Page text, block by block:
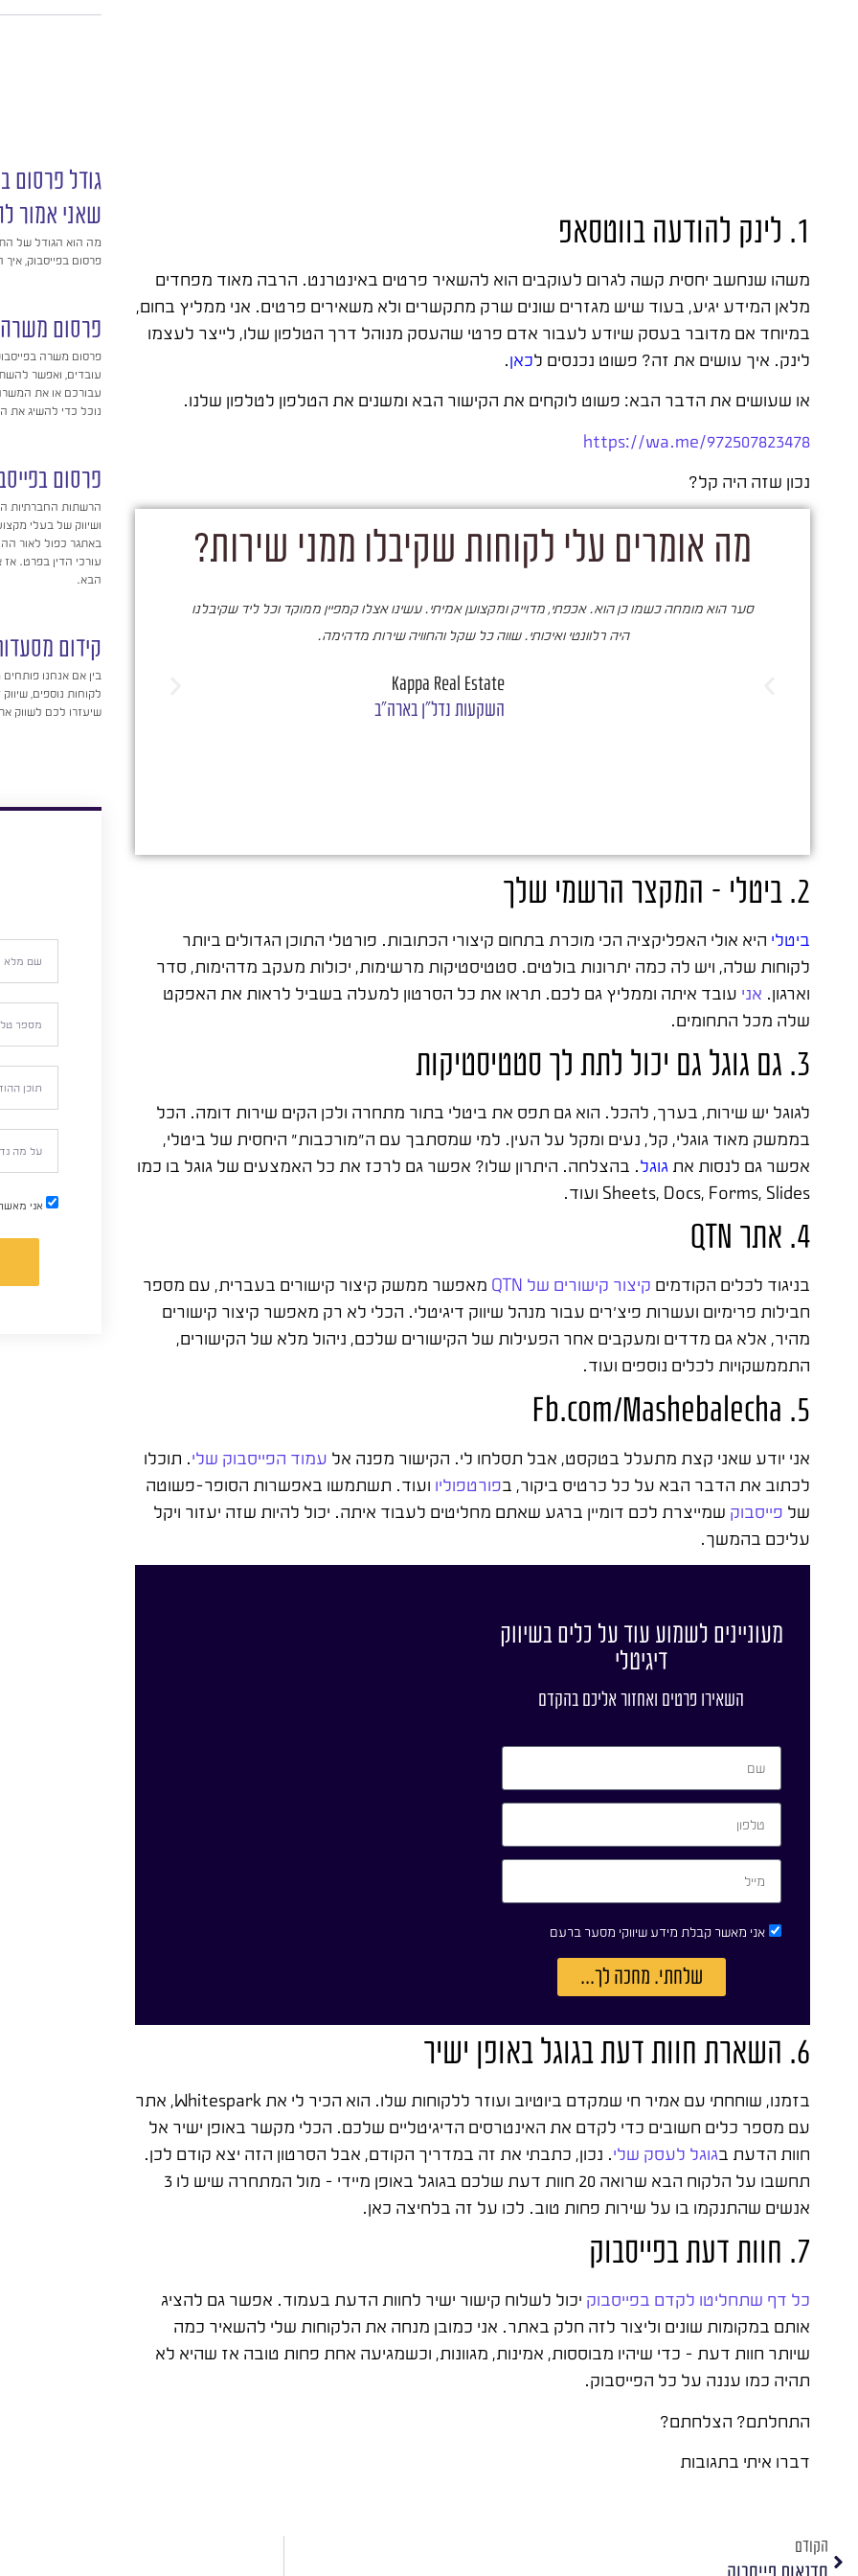
1. לינק להודעה בווטסאפ
משהו שנחשב יחסית קשה לגרום לעוקבים הוא להשאיר פרטים באינטרנט. הרבה מאוד מפחדים
מלאן המידע יגיע, בעוד שיש מגזרים שונים שרק מתקשרים ולא משאירים פרטים. אני ממליץ בחום,
במיוחד אם מדובר בעסק שיודע לעבור אדם פרטי שהעסק מנוהל דרך הטלפון שלו, לייצר לעצמו
לינק. איך עושים את זה? פשוט נכנסים לכאן.
או שעושים את הדבר הבא: פשוט לוקחים את הקישור הבא ומשנים את הטלפון לטלפון שלנו.
https://wa.me/972507823478
נכון שזה היה קל?
מה אומרים עלי לקוחות שקיבלו ממני שירות?
סער הוא מומחה כשמו כן הוא. אכפתי, מדוייק ומקצוען אמיתי. עשינו אצלו קמפיין ממוקד וכל ליד שקיבלנו
היה רלוונטי ואיכותי. שווה כל שקל והחוויה שירות מדהימה.
Kappa Real Estate
השקעות נדל"ן בארה"ב
העסק ועל כך
2. ביטלי – המקצר הרשמי שלך
ביטלי היא אולי האפליקציה הכי מוכרת בתחום קיצורי הכתובות. פורטלי התוכן הגדולים ביותר
לקוחות שלה, ויש לה כמה יתרונות בולטים. סטטיסטיקות מרשימות, יכולות מעקב מדהימות, סדר
וארגון. אני עובד איתה וממליץ גם לכם. תראו את כל הסרטון למעלה בשביל לראות את האפקט
שלה מכל התחומים.
3. גם גוגל גם יכול לתת לך סטטיסטיקות
לגוגל יש שירות, בערך, להכל. הוא גם תפס את ביטלי בתור מתחרה ולכן הקים שירות דומה. הכל
בממשק מאוד גוגלי, קל, נעים ומקל על העין. למי שמסתבך עם ה"מורכבות" היחסית של ביטלי,
אפשר גם לנסות אתגוגל. בהצלחה. היתרון שלו? אפשר גם לרכז את כל האמצעים של גוגל בו כמו
Sheets, Docs, Forms, Slides ועוד.
4. אתר QTN
בניגוד לכלים הקודמים קיצור קישורים של QTN
מאפשר ממשק קיצור קישורים בעברית, עם מספר
חבילות פרימיום ועשרות פיצ'רים עבור מנהל שיווק דיגיטלי. הכלי לא רק מאפשר קיצור קישורים
מהיר, אלא גם מדדים ומעקבים אחר הפעילות של הקישורים שלכם, ניהול מלא של הקישורים,
התממשקויות לכלים נוספים ועוד.
5. Fb.com/Mashebalecha
אני יודע שאני קצת מתעלל בטקסט, אבל תסלחו לי. הקישור מפנה אל עמוד הפייסבוק שלי. תוכלו
לכתוב את הדבר הבא על כל כרטיס ביקור, בפורטפוליו ועוד. תשתמשו באפשרות הסופר-פשוטה
של פייסבוק שמייצרת לכם דומיין ברגע שאתם מחליטים לעבוד איתה. יכול להיות שזה יעזור ויקל
עליכם בהמשך.
מעוניינים לשמוע עוד על כלים בשיווק
דיגיטלי
השאירו פרטים ואחזור אליכם בהקדם
אני מאשר קבלת מידע שיווקי מסער ברעם
שלחתי. מחכה לך...
6. השארת חוות דעת בגוגל באופן ישיר
בזמנו, שוחחתי עם אמיר חי שמקדם ביוטיוב ועוזר ללקוחות שלו. הוא הכיר לי את Whitespark, אתר
עם מספר כלים חשובים כדי לקדם את האינטרסים הדיגיטליים שלכם. הכלי מקשר באופן ישיר אל
חוות הדעת בגוגל לעסק שלי. נכון, כתבתי את זה במדריך הקודם, אבל הסרטון הזה יצא קודם לכן.
תחשבו על הלקוח הבא שרואה 20 חוות דעת שלכם בגוגל באופן מיידי – מול המתחרה שיש לו 3
אנשים שהתנקמו בו על שירות פחות טוב. לכו על זה בלחיצה כאן.
7. חוות דעת בפייסבוק
כל דף שתחליטו לקדם בפייסבוק יכול לשלוח קישור ישיר לחוות הדעת בעמוד. אפשר גם להציג
אותם במקומות שונים וליצור לזה חלק באתר. אני כמובן מנחה את הלקוחות שלי להשאיר כמה
שיותר חוות דעת – כדי שיהיו מבוססות, אמינות, מגוונות, וכשמגיעה אחת פחות טובה אז שהיא לא
תהיה כמו עננה על כל הפייסבוק.
התחלתם? הצלחתם?
דברו איתי בתגובות
גודל פרסום
שאני אמור
מה הוא הגודל של
פרסום בפייסבוק,
פרסום משרה
פרסום משרה
עובדים, ואפשר
נוכל כדי להשיג את
פרסום
הרשתות החברתיות
ושיווק של בעלי
באתגר כפול לאור
עורכי הדין בפרט. אז
הבא.
קידום
בין אם אנחנו
לקוחות נוספים,
שיעזרו לכם לשווק
אני
הקודם